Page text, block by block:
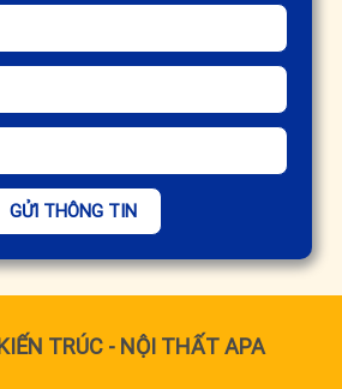
GỬI THÔNG TIN
TRÚC - NỘI THẤT APA